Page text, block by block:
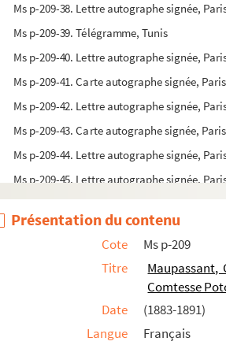
Ms p-209-38. Lettre autographe signée,
Ms p-209-39. Télégramme, Tunis
Ms p-209-40. Lettre autographe signée,
Ms p-209-41. Carte autographe signée, Paris
Ms p-209-42. Lettre autographe signée,
Ms p-209-43. Carte autographe signée, Paris
Ms p-209-44. Lettre autographe signée,
Ms p-209-45. Lettre autographe signée,
Ms p-209-46. Lettre autographe signée,
Ms p-209-47. Lettre autographe signée,
Ms p-209-48. Lettre autographe signée,
Ms p-209-49. Lettre autographe signée,
Ms p-209-50. Lettre autographe signée,
Ms p-209-51. Lettre autographe signée, Triel
Présentation du contenu
Cote
Ms p-209
Titre
Maupassant,
Comtesse
Date
(1883-1891)
Langue
Français